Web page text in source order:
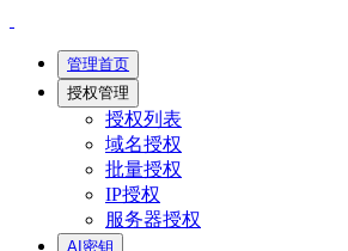
管理首页
授权管理
授权列表
域名授权
批量授权
IP授权
服务器授权
AI密钥